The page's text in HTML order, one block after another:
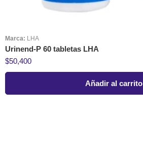
Marca: LHA
Urinend-P 60 tabletas LHA
$50,400
Añadir al carrito